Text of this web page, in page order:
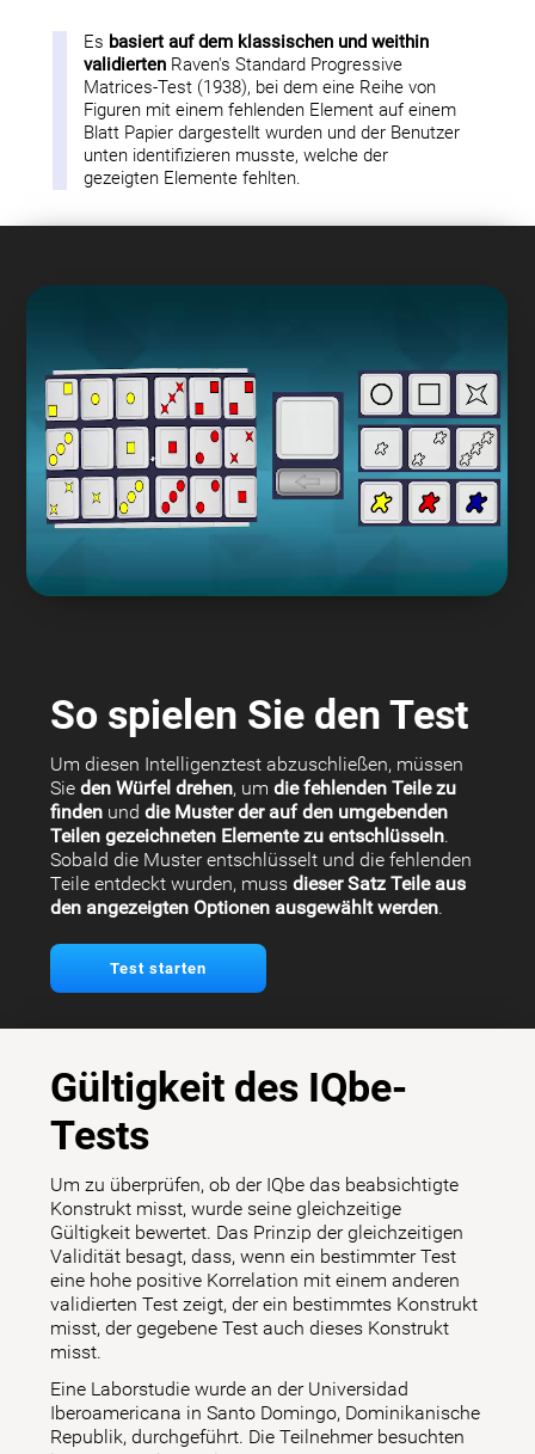
Es basiert auf dem klassischen und weithin
validierten Raven's Standard Progressive
Matrices-Test (1938), bei dem eine Reihe von
Figuren mit einem fehlenden Element auf einem
Blatt Papier dargestellt wurden und der Benutzer
unten identifizieren musste, welche der
gezeigten Elemente fehlten.
So spielen Sie den Test
Um diesen Intelligenztest abzuschließen, müssen
Sieden Würfel drehen, umdie fehlenden Teile zu
finden unddie Muster der auf den umgebenden
Teilen gezeichneten Elemente zu entschlüsseln.
Sobald die Muster entschlüsselt und die fehlenden
Teile entdeckt wurden, mussdieser Satz Teile aus
den angezeigten Optionen ausgewählt werden.
Test starten
Gültigkeit des IQbe-
Tests
Um zu überprüfen, ob der IQbe das beabsichtigte
Konstrukt misst, wurde seine gleichzeitige
Gültigkeit bewertet. Das Prinzip der gleichzeitigen
Validität besagt, dass, wenn ein bestimmter Test
eine hohe positive Korrelation mit einem anderen
validierten Test zeigt, der ein bestimmtes Konstrukt
misst, der gegebene Test auch dieses Konstrukt
misst.
Eine Laborstudie wurde an der Universidad
Iberoamericana in Santo Domingo, Dominikanische
Republik, durchgeführt. Die Teilnehmer besuchten